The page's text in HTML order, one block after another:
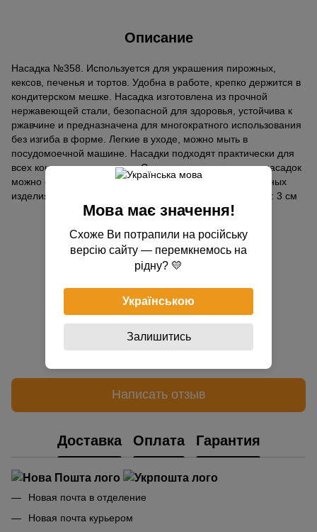
Описание
Насадка №358. Используется для украшения пирожных,
кексов, печенья и тортов. Удобна в работе, крепко держится в
кондитерском мешке. Насадка изготовлена ​​из прочной
нержавеющей стали, безопасной для здоровья, устойчива к
ржавчине и предназначена для многократного использования
без изгиба в форме. Легкие в уходе, можно мыть в
посудомоечной машине. Насадки подходят практически для
всех кондитерских мешков. С помощью кондитерских насадок
можно создать разнообразные узоры на своих кулинарных
изделиях. Высота: 5 см Диаметр верха: 1.4 см Диаметр: 3 см
Отзывы
Добавьте первый отзыв
Написать отзыв
Доставка Оплата Гарантия
Новая почта в отделение
Новая почта курьером
Мова має значення!
Схоже Ви потрапили на російську
версію сайту — перемкнемось на
рідну? 💛
Українською
Залишитись